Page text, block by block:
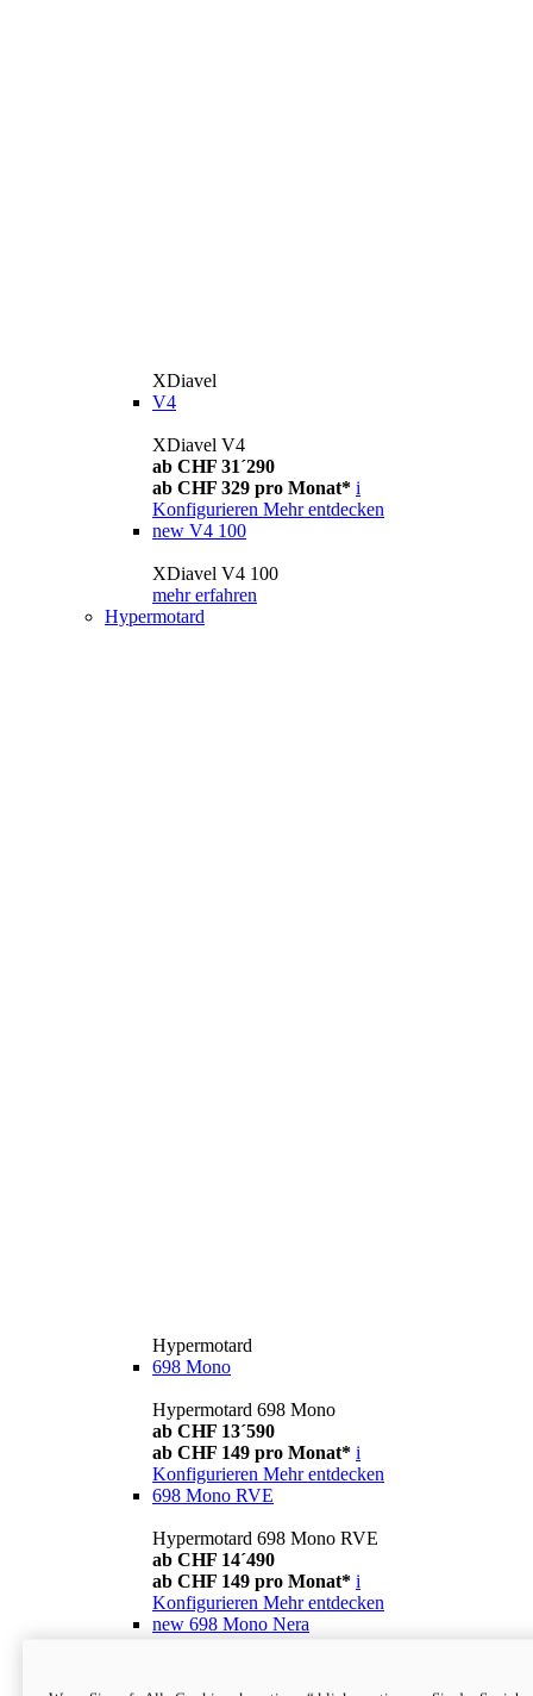
XDiavel
V4
XDiavel V4
ab CHF 31´290
ab CHF 329 pro Monat* i
Konfigurieren Mehr entdecken
new V4 100
XDiavel V4 100
mehr erfahren
Hypermotard
Hypermotard
698 Mono
Hypermotard 698 Mono
ab CHF 13´590
ab CHF 149 pro Monat* i
Konfigurieren Mehr entdecken
698 Mono RVE
Hypermotard 698 Mono RVE
ab CHF 14´490
ab CHF 149 pro Monat* i
Konfigurieren Mehr entdecken
new 698 Mono Nera
ab CHF 13´990